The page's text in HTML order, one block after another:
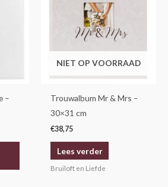
–
NIET OP VOORRAAD
Trouwalbum Mr & Mrs –
30×31 cm
€38,75
Lees verder
Bruiloft en Liefde